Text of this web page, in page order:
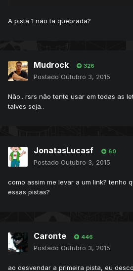
A pista 1 não ta quebrada?
Mudrock 326
Postado Outubro 3, 2015
Não.. rsrs não tente usar em todas as
talves seja..
JonatasLucasf 60
Postado Outubro 3, 2015
como assim me levar a um link? tenho
essas pistas?
Caronte 446
Postado Outubro 3, 2015
ao desvendar a primeira pista, eu